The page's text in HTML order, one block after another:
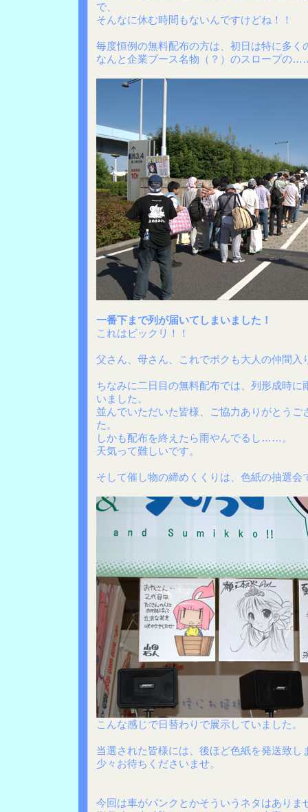
で、
そんなに休む時間もないんですけどね！！
毎度恒例の無料配布の方は、初日は特に多く
なんと企業ブース名物（？）のスロープの
一番下まで列が届いてしまいました！
これはビックリ！！
父さん、母さん、これでボクも大人の仲間
ちなみに二日目の無料配布では、列形成時に
いました。
並んでいただいた皆様、ご協力ありがとうご
た。
しかも配布を終えたら雨やんでるし……。
天気って難しいです。
そして催し物の締めくくりは、色紙の抽選会
こんな感じで日替わりで展示していました。
当選された皆様には、後ほど色紙を発送致し
少々お待ちくださいませ。
今回は車がパンクとかそういうネタはありま